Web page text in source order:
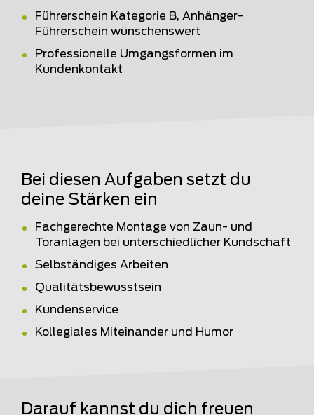
Führerschein Kategorie B, Anhänger-
Führerschein wünschenswert
Professionelle Umgangsformen im
Kundenkontakt
Bei diesen Aufgaben setzt du
deine Stärken ein
Fachgerechte Montage von Zaun- und
Toranlagen bei unterschiedlicher Kundschaft
Selbständiges Arbeiten
Qualitätsbewusstsein
Kundenservice
Kollegiales Miteinander und Humor
Darauf kannst du dich freuen